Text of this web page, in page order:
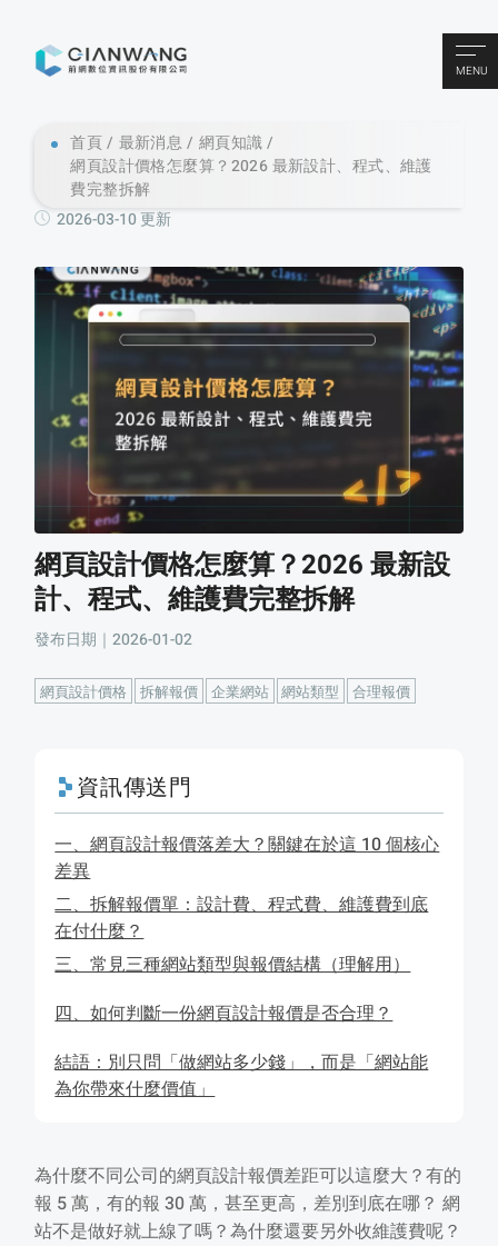
MENU
首頁 最新消息
網頁知識
網頁設計價格怎麼算？2026 最新設計、程式、維護
費完整拆解
2026-03-10 更新
網頁設計價格怎麼算？2026 最新設
計、程式、維護費完整拆解
發布日期｜2026-01-02
網頁設計價格 拆解報價 企業網站 網站類型 合理報價
資訊傳送門
一、網頁設計報價落差大？關鍵在於這 10 個核心
差異
二、拆解報價單：設計費、程式費、維護費到底
在付什麼？
三、常見三種網站類型與報價結構（理解用）
四、如何判斷一份網頁設計報價是否合理？
結語：別只問「做網站多少錢」，而是「網站能
為你帶來什麼價值」
為什麼不同公司的網頁設計報價差距可以這麼大？有的
報 5 萬，有的報 30 萬，甚至更高，差別到底在哪？ 網
站不是做好就上線了嗎？為什麼還要另外收維護費呢？